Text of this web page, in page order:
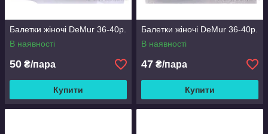
Балетки жіночі DeMur 36-40р.
В наявності
50 ₴/пара
Купити
Балетки жіночі DeMur 36-40р.
В наявності
47 ₴/пара
Купити